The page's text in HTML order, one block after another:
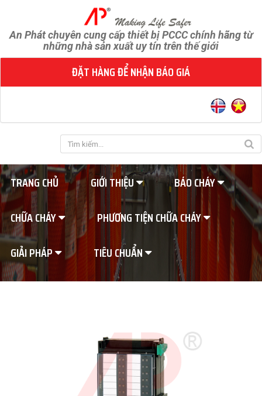
An Phát chuyên cung cấp thiết bị PCCC chính hãng từ
những nhà sản xuất uy tín trên thế giới
ĐẶT HÀNG ĐỂ NHẬN BÁO GIÁ
TRANG CHỦ GIỚI THIỆU
BÁO CHÁY
CHỮA CHÁY
PHƯƠNG TIỆN CHỮA CHÁY
GIẢI PHÁP
TIÊU CHUẨN